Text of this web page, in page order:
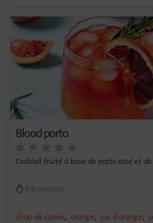
Blood porto
Cocktail fruité à base de porto rosé et
Moyenne
sirop de canne, orange, jus d'orange,